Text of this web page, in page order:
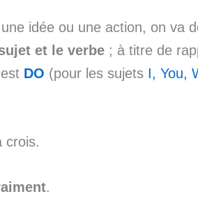
idée ou une action, on va
et le verbe ; à titre de
est DO (pour les sujets I, You,
crois.
.